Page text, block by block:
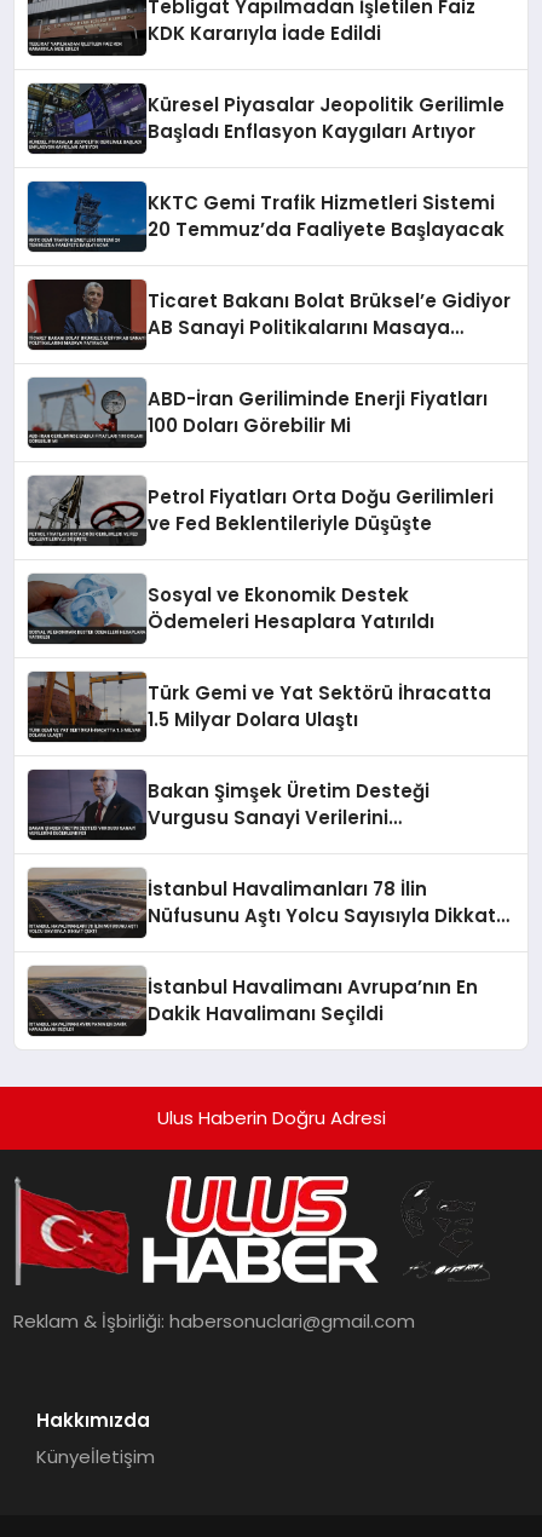
Tebligat Yapılmadan İşletilen Faiz
KDK Kararıyla İade Edildi
Küresel Piyasalar Jeopolitik Gerilimle
Başladı Enflasyon Kaygıları Artıyor
KKTC Gemi Trafik Hizmetleri Sistemi
20 Temmuz’da Faaliyete Başlayacak
Ticaret Bakanı Bolat Brüksel’e Gidiyor
AB Sanayi Politikalarını Masaya
ABD-İran Geriliminde Enerji Fiyatları
100 Doları Görebilir Mi
Petrol Fiyatları Orta Doğu Gerilimleri
ve Fed Beklentileriyle Düşüşte
Sosyal ve Ekonomik Destek
Ödemeleri Hesaplara Yatırıldı
Türk Gemi ve Yat Sektörü İhracatta
1.5 Milyar Dolara Ulaştı
Bakan Şimşek Üretim Desteği
Vurgusu Sanayi Verilerini
İstanbul Havalimanları 78 İlin
Nüfusunu Aştı Yolcu Sayısıyla Dikkat
İstanbul Havalimanı Avrupa’nın En
Dakik Havalimanı Seçildi
Ulus Haberin Doğru Adresi
Reklam & İşbirliği:habersonuclari@gmail.com
Hakkımızda
Künyeİletişim